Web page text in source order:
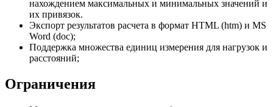
нахождением максимальных и минимальных значений и
их привязок.
Экспорт результатов расчета в формат HTML (htm) и MS
Word (doc);
Поддержка множества единиц измерения для нагрузок и
расстояний;
Ограничения